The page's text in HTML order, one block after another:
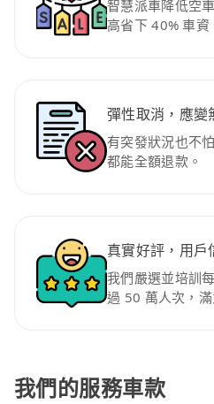
智慧派車降低空
高省下 40% 車資
彈性取消，應變
有突發狀況也不
都能全額退款。
真實好評，用戶
我們嚴選並培訓
過 50 萬人次，
我們的服務車款